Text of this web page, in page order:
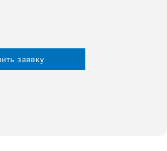
заявку